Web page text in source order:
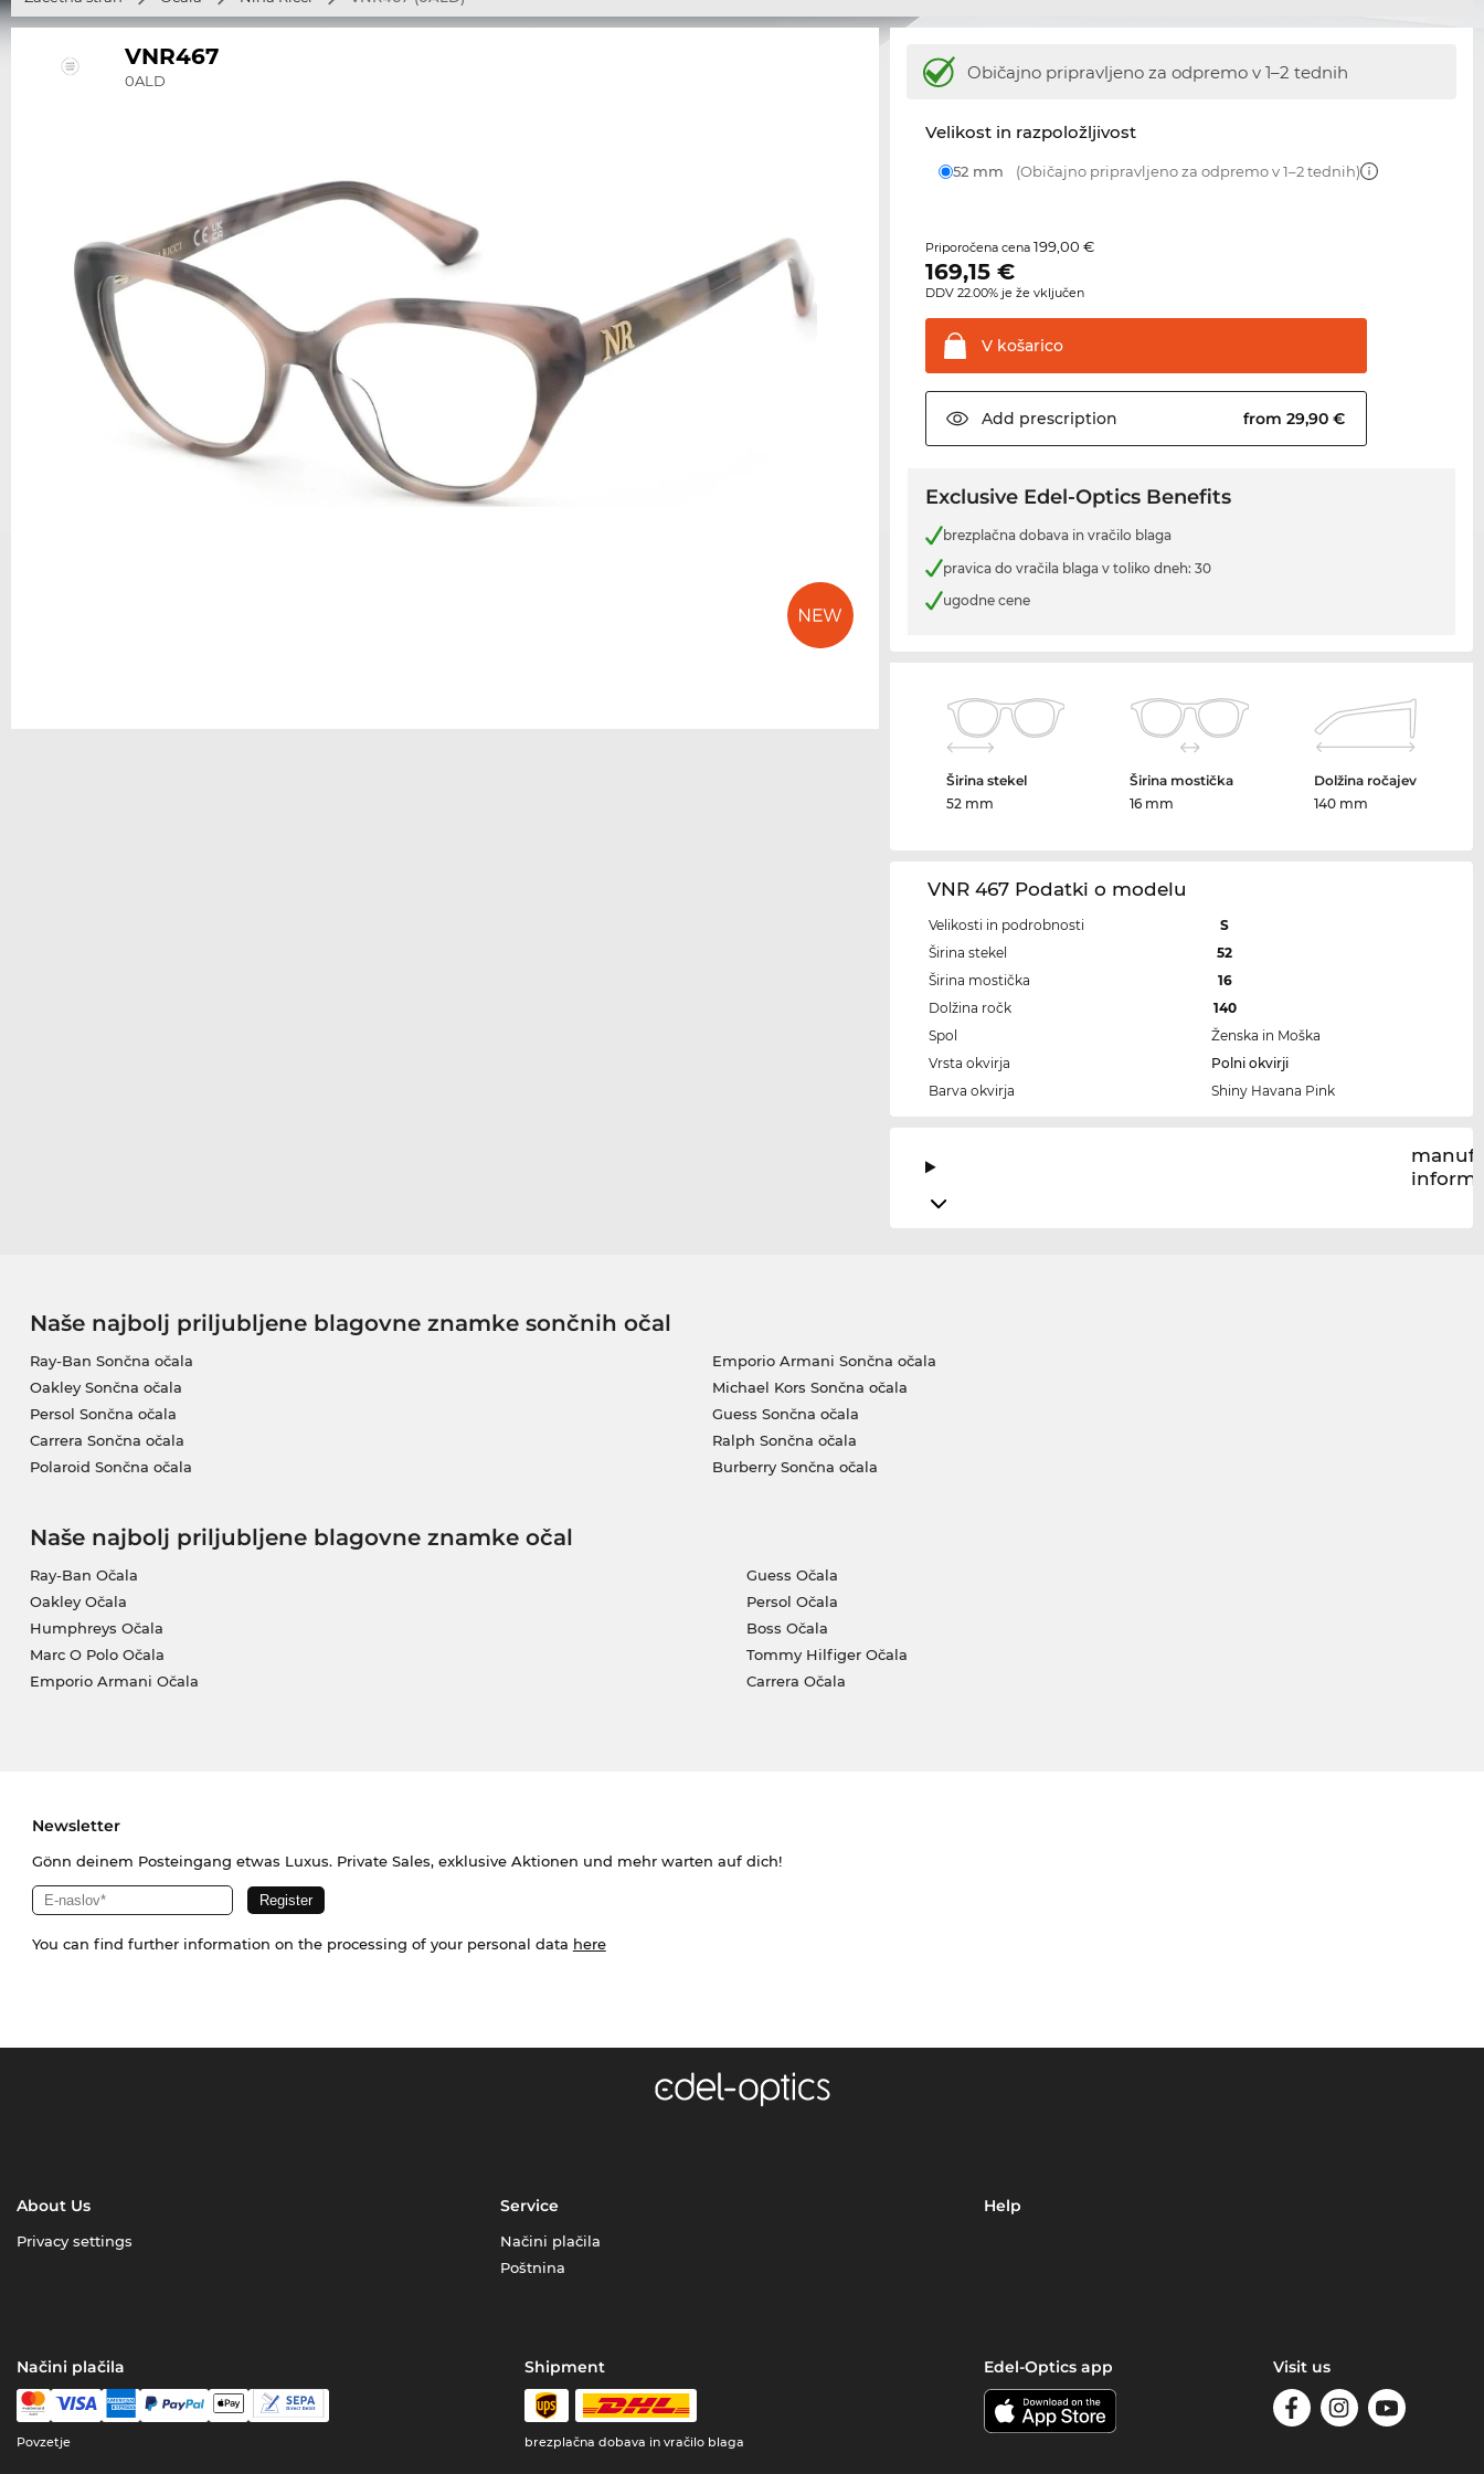
VNR467
0ALD Običajno pripravljeno za odpremo v 1–2 tednih
Velikost in razpoložljivost
52 mm (Običajno pripravljeno za odpremo v 1–2 tednih)
Priporočena cena199,00 €
169,15 €
DDV 22.00% je že vključen
V košarico
Add prescription from 29,90 €
Exclusive Edel-Optics Benefits
brezplačna dobava in vračilo blaga
pravica do vračila blaga v toliko dneh: 30
ugodne cene
Širina stekel
52 mm
Širina mostička
16 mm
Dolžina ročajev
140 mm
VNR 467 Podatki o modelu
Velikosti in podrobnosti
S
Širina stekel
52
Širina mostička
16
Dolžina ročk
140
Spol
Ženska in Moška
Vrsta okvirja
Polni okvirji
Barva okvirja
Shiny Havana Pink
Naše najbolj priljubljene blagovne znamke sončnih očal
Ray-Ban Sončna očala
Oakley Sončna očala
Persol Sončna očala
Carrera Sončna očala
Polaroid Sončna očala
Emporio Armani Sončna očala
Michael Kors Sončna očala
Guess Sončna očala
Ralph Sončna očala
Burberry Sončna očala
Naše najbolj priljubljene blagovne znamke očal
Ray-Ban Očala
Oakley Očala
Humphreys Očala
Marc O Polo Očala
Emporio Armani Očala
Guess Očala
Persol Očala
Boss Očala
Tommy Hilfiger Očala
Carrera Očala
Newsletter
Gönn deinem Posteingang etwas Luxus. Private Sales, exklusive Aktionen und mehr warten auf dich!
You can find further information on the processing of your personal data here
About Us
Privacy settings
Service
Načini plačila
Poštnina
Help
Načini plačila
Povzetje
Shipment
brezplačna dobava in vračilo blaga
Edel-Optics app Visit us